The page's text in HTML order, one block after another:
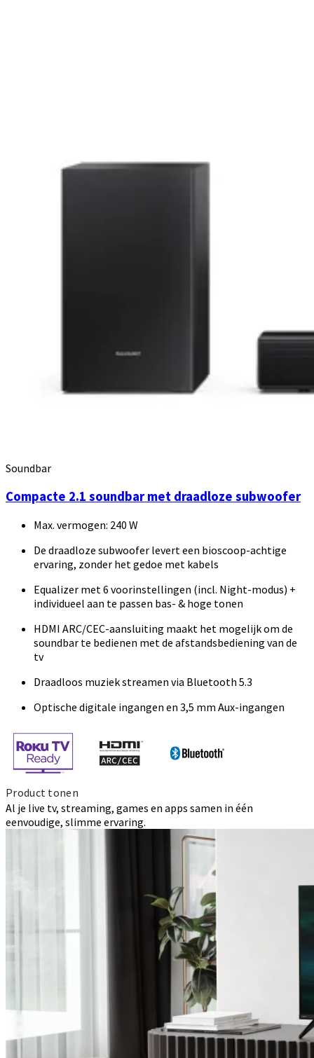
Soundbar
Compacte 2.1 soundbar met draadloze subwoofer
Max. vermogen: 240 W
De draadloze subwoofer levert een bioscoop-achtige
ervaring, zonder het gedoe met kabels
Equalizer met 6 voorinstellingen (incl. Night-modus) +
individueel aan te passen bas- & hoge tonen
HDMI ARC/CEC-aansluiting maakt het mogelijk om de
soundbar te bedienen met de afstandsbediening van de
tv
Draadloos muziek streamen via Bluetooth 5.3
Optische digitale ingangen en 3,5 mm Aux-ingangen
Product tonen
Al je live tv, streaming, games en apps samen in één
eenvoudige, slimme ervaring.